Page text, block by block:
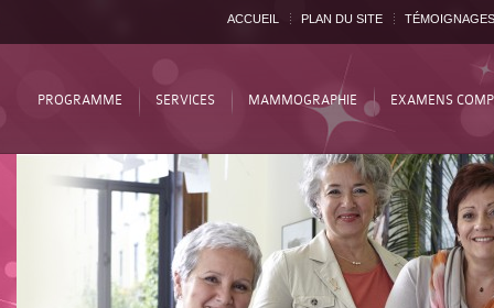
ACCUEIL PLAN DU SITE TÉMOIGNAGES
PROGRAMME SERVICES MAMMOGRAPHIE EXAMENS